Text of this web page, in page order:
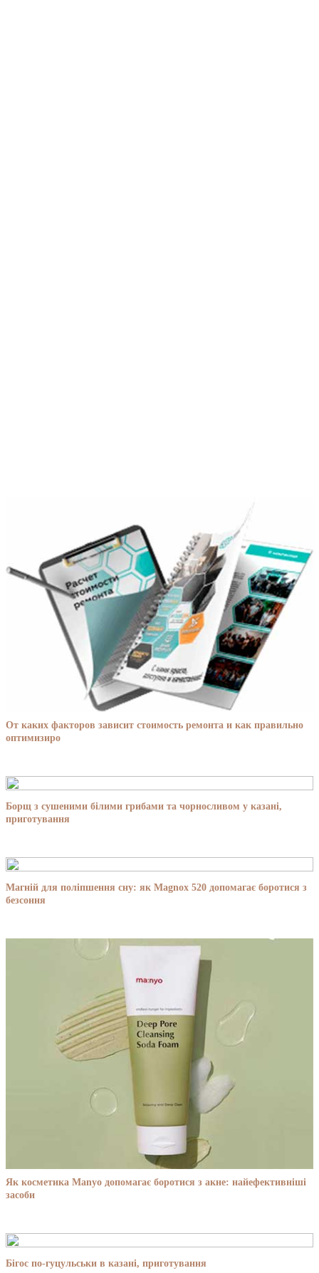
От каких факторов зависит стоимость ремонта и как правильно
оптимизиро
Борщ з сушеними білими грибами та чорносливом у казані,
приготування
Магній для поліпшення сну: як Magnox 520 допомагає боротися з
безсоння
Як косметика Manyo допомагає боротися з акне: найефективніші
засоби
Бігос по-гуцульськи в казані, приготування